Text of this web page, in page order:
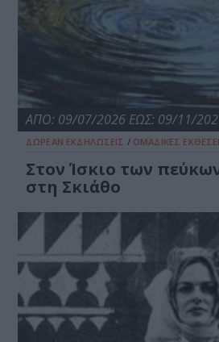
ΑΠΟ: 09/07/2026 ΕΩΣ: 09/11/
ΔΩΡΕΑΝ ΕΚΔΗΛΩΣΕΙΣ / ΟΜΑΔΙΚΕΣ
Στον Ίσκιο των
στη Σκιάθο